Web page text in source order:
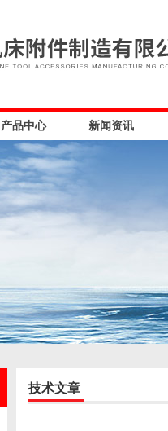
产品中心 新闻资讯
技术文章